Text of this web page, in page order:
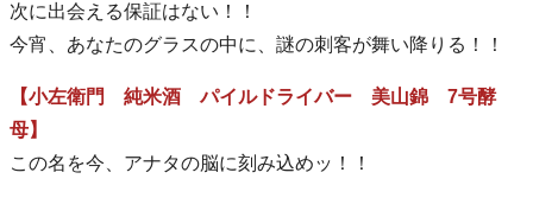
次に出会える保証はない！！
今宵、あなたのグラスの中に、謎の刺客が舞い降りる！！
【小左衛門 純米酒 パイルドライバー 美山錦 7号酵
母】
この名を今、アナタの脳に刻み込めッ！！